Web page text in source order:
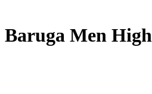
Baruga Men High